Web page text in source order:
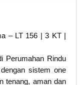
– LT 156 | 3 KT |
Perumahan Rindu
sistem one
tenang, aman dan